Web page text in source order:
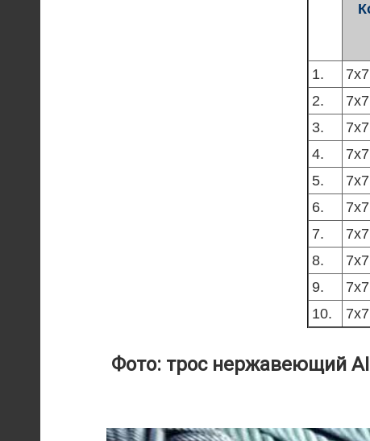
1.
2.
3.
4.
5.
6.
7.
8.
9.
10.
Фото: трос нержавеющий